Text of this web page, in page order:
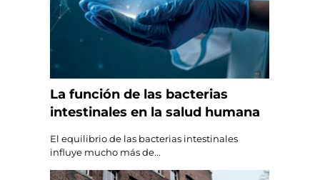
La función de las bacterias
intestinales en la salud humana
El equilibrio de las bacterias intestinales
influye mucho más de...